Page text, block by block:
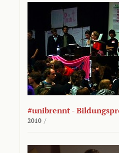
#unibrennt -
2010 /